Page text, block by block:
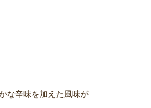
な辛味を加えた風味が